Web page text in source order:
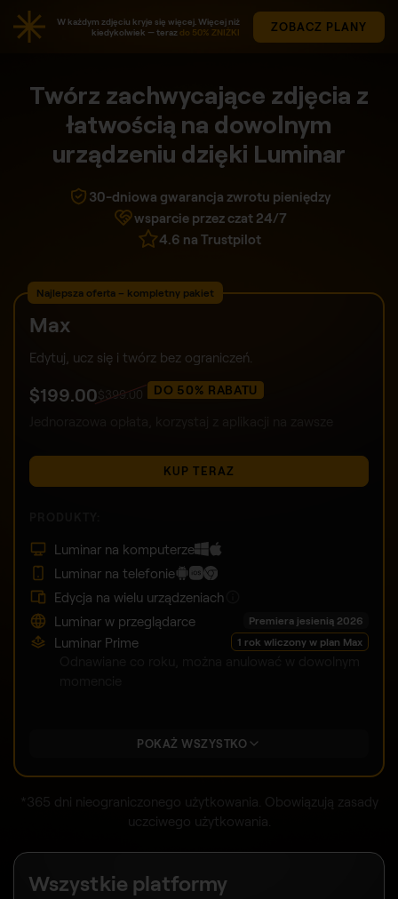
W każdym zdjęciu kryje się więcej. Więcej niż
kiedykolwiek — teraz do 50% ZNIŻKI ZOBACZ PLANY
Twórz zachwycające zdjęcia z
łatwością na dowolnym
urządzeniu dzięki Luminar
30-dniowa gwarancja zwrotu pieniędzy
wsparcie przez czat 24/7
4.6 na Trustpilot
Najlepsza oferta – kompletny pakiet
Max
Edytuj, ucz się i twórz bez ograniczeń.
$199.00 $ 399.00 DO 50% RABATU
KUP TERAZ
Luminar na komputerze
Luminar na telefonie
Edycja na wielu urządzeniach
Luminar w przeglądarce
Premiera jesienią 2026
Luminar Prime 1 rok wliczony w plan Max
POKAŻ WSZYSTKO
*365 dni nieograniczonego użytkowania. Obowiązują zasady
uczciwego użytkowania.
Wszystkie platformy